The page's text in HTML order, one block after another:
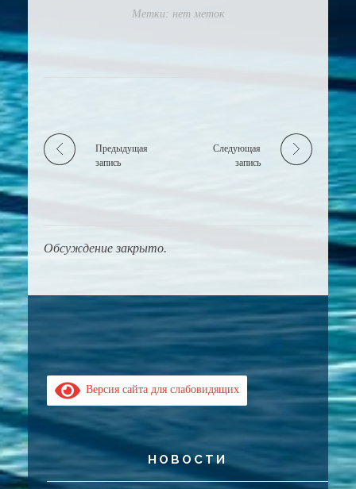
Метки: нет меток
Предыдущая
запись
Следующая
запись
Обсуждение закрыто.
Версия сайта для слабовидящих
НОВОСТИ